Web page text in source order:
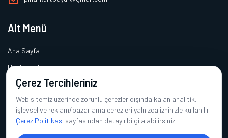
Alt Menü
Ana Sayfa
Hakkımızda
Ürünlerimiz
Referanslarımız
İletişim
Çerez Tercihleriniz
Web sitemiz üzerinde zorunlu çerezler dışında kalan analitik,
işlevsel ve reklam/pazarlama çerezleri yalnızca izninizle kullanılır.
Çerez Politikası sayfasından detaylı bilgi alabilirsiniz.